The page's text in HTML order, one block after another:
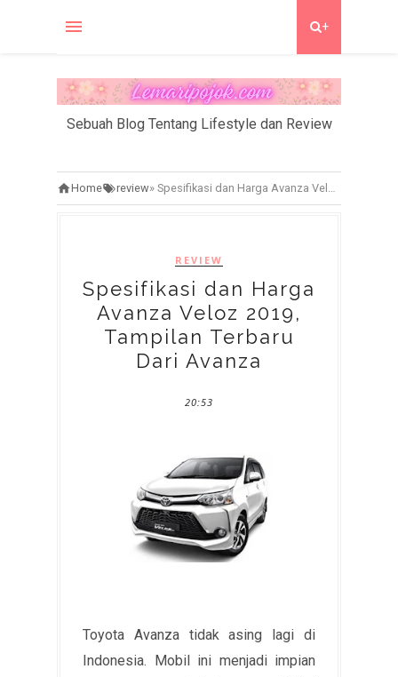
+
Sebuah Blog Tentang Lifestyle dan Review
Home review» Spesifikasi dan Harga Avanza Veloz 2019, Tampilan Terbaru Dari Avanza
REVIEW
Spesifikasi dan Harga
Avanza Veloz 2019,
Tampilan Terbaru
Dari Avanza
20:53
Toyota Avanza tidak asing lagi di
Indonesia. Mobil ini menjadi impian